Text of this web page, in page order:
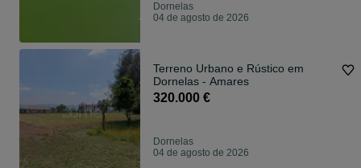
Dornelas
04 de agosto de 2026
Terreno Urbano e Rústico em
Dornelas - Amares
320.000 €
Dornelas
04 de agosto de 2026